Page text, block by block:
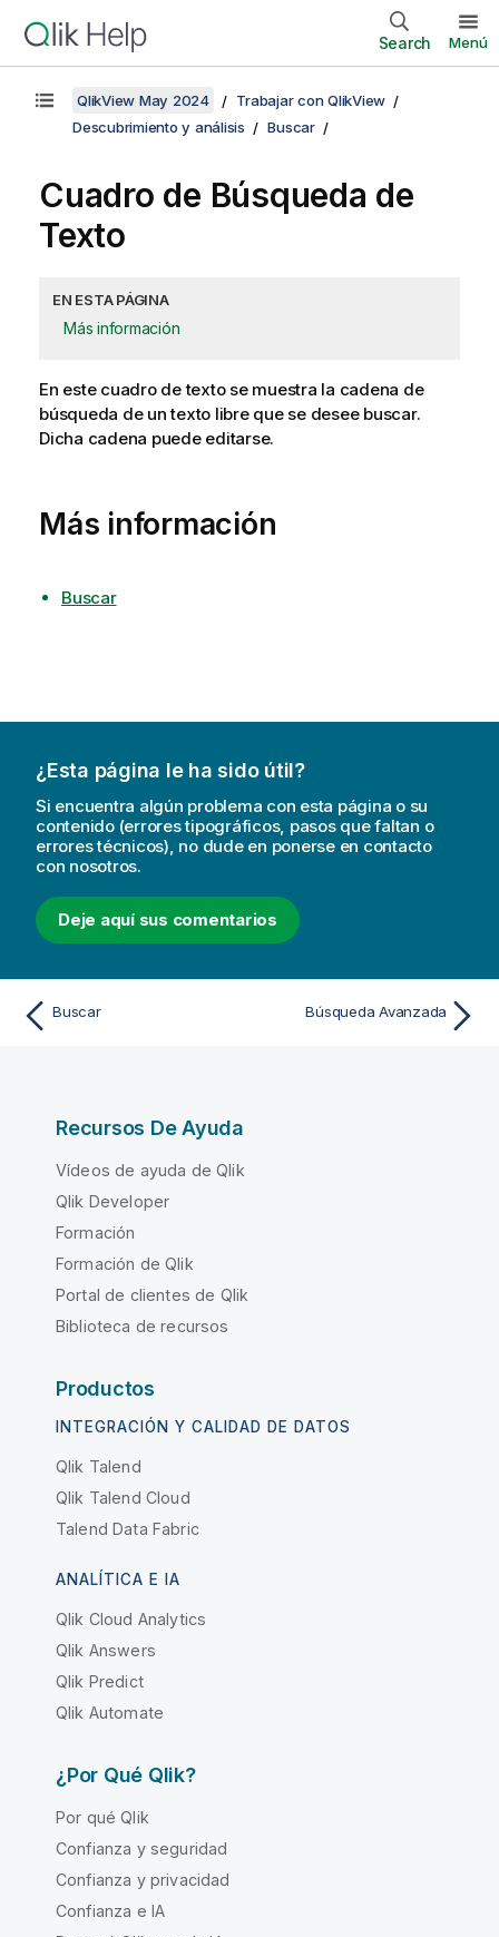
Search Menú
QlikView May 2024
Trabajar con QlikView
Descubrimiento y análisis
Buscar
Cuadro de Búsqueda de
Texto
EN ESTA PÁGINA
Más información
En este cuadro de texto se muestra la cadena de
búsqueda de un texto libre que se desee buscar.
Dicha cadena puede editarse.
Más información
Buscar
¿Esta página le ha sido útil?
Si encuentra algún problema con esta página o su
contenido (errores tipográficos, pasos que faltan o
errores técnicos), no dude en ponerse en contacto
con nosotros.
Deje aquí sus comentarios
Buscar Búsqueda Avanzada
Recursos De Ayuda
Vídeos de ayuda de Qlik
Qlik Developer
Formación
Formación de Qlik
Portal de clientes de Qlik
Biblioteca de recursos
Productos
INTEGRACIÓN Y CALIDAD DE DATOS
Qlik Talend
Qlik Talend Cloud
Talend Data Fabric
ANALÍTICA E IA
Qlik Cloud Analytics
Qlik Answers
Qlik Predict
Qlik Automate
¿Por Qué Qlik?
Por qué Qlik
Confianza y seguridad
Confianza y privacidad
Confianza e IA